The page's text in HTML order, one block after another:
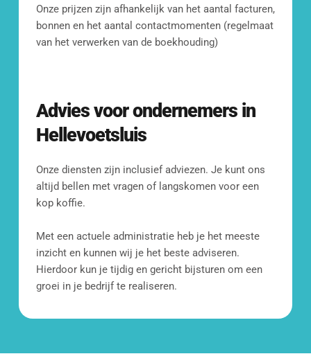
Fransenstraat 19,
3131 CC Vlaardingen
Onze prijzen zijn afhankelijk van het aantal facturen,
bonnen en het aantal contactmomenten (regelmaat
van het verwerken van de boekhouding)
Advies voor ondernemers in
Hellevoetsluis
Onze diensten zijn inclusief adviezen. Je kunt ons
altijd bellen met vragen of langskomen voor een
kop koffie.
Met een actuele administratie heb je het meeste
inzicht en kunnen wij je het beste adviseren.
Hierdoor kun je tijdig en gericht bijsturen om een
groei in je bedrijf te realiseren.